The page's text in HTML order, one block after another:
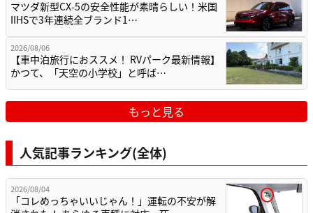
マツダ新型CX-5の安全性能が素晴らしい！米国
IIHSで3年連続全ブランド1…
2026/08/06
【車中泊旅行におススメ！ RVパーク最新情報】
かつて、「天空の小学校」と呼ば…
もっと見る
人気記事ランキング(全体)
2026/08/04
「コレめっちゃいいじゃん！」運転の不安が解